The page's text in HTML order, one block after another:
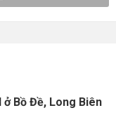
ở Bồ Đề, Long Biên